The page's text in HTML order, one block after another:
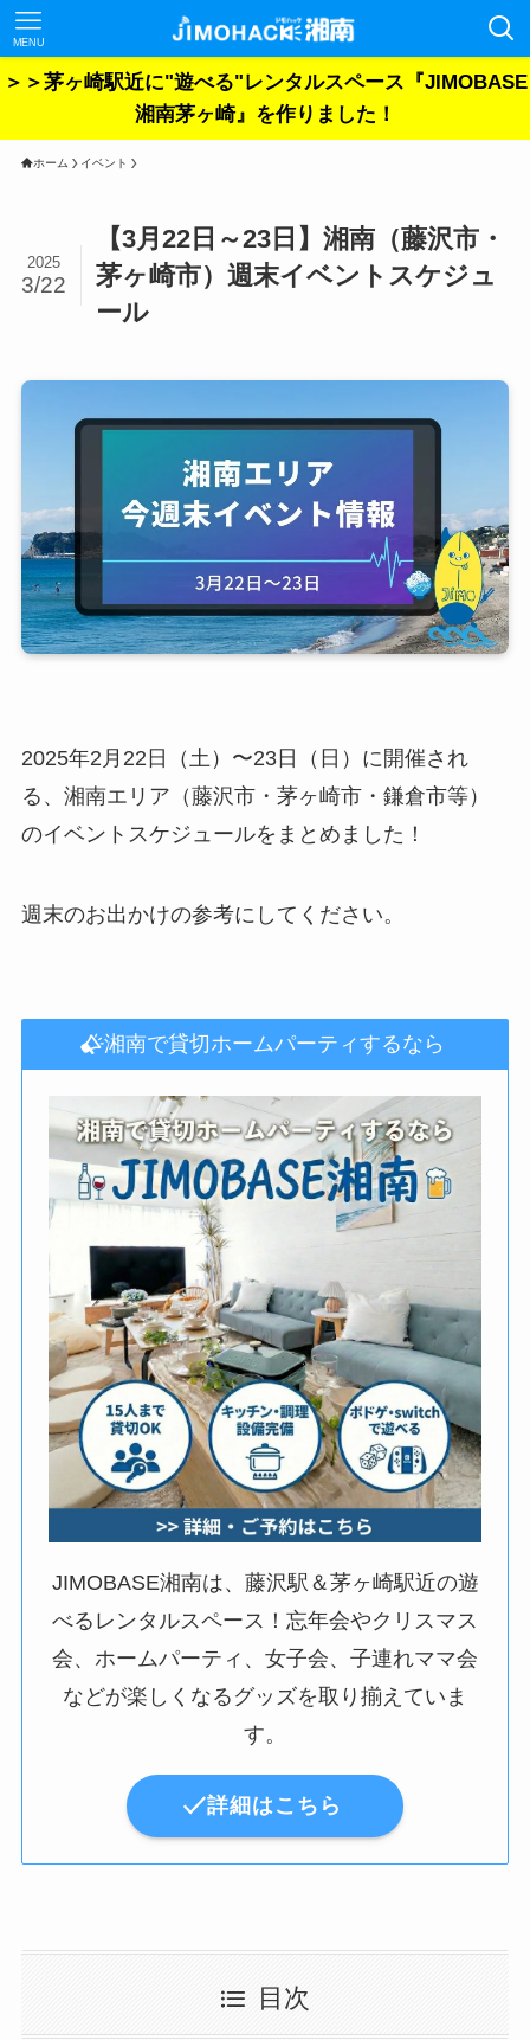
MENU
＞＞茅ヶ崎駅近に"遊べる"レンタルスペース『JIMOBASE
湘南茅ヶ崎』を作りました！
ホーム イベント
【3月22日～23日】湘南（藤沢市・
茅ヶ崎市）週末イベントスケジュ
ール
2025
3/22
2025年2月22日（土）〜23日（日）に開催され
る、湘南エリア（藤沢市・茅ヶ崎市・鎌倉市等）
のイベントスケジュールをまとめました！
週末のお出かけの参考にしてください。
湘南で貸切ホームパーティするなら
JIMOBASE湘南は、藤沢駅＆茅ヶ崎駅近の遊
べるレンタルスペース！忘年会やクリスマス
会、ホームパーティ、女子会、子連れママ会
などが楽しくなるグッズを取り揃えていま
す。
詳細はこちら
目次